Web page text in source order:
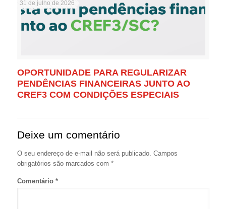
31 de julho de 2026
OPORTUNIDADE PARA REGULARIZAR
PENDÊNCIAS FINANCEIRAS JUNTO AO
CREF3 COM CONDIÇÕES ESPECIAIS
Deixe um comentário
O seu endereço de e-mail não será publicado. Campos
obrigatórios são marcados com *
Comentário *